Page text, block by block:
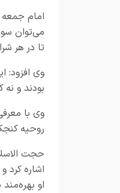
امام جمعه
می‌توان
تا در هر
وی افزود:
بودند و
وی با
روحیه
حجت
اشاره
او